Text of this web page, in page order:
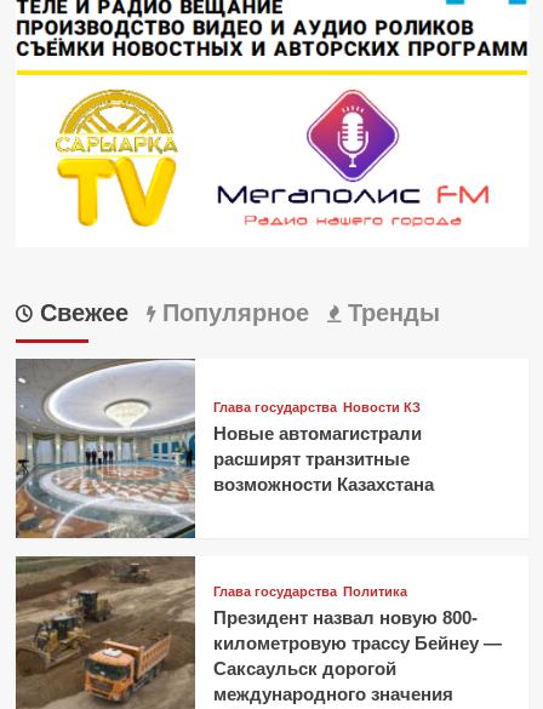
Свежее Популярное Тренды
Глава государства Новости КЗ
Новые автомагистрали
расширят транзитные
возможности Казахстана
Глава государства Политика
Президент назвал новую 800-
километровую трассу Бейнеу —
Саксаульск дорогой
международного значения